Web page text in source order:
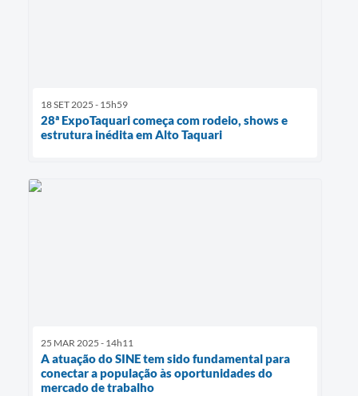
18 SET 2025 - 15h59
28ª ExpoTaquari começa com rodeio, shows e
estrutura inédita em Alto Taquari
25 MAR 2025 - 14h11
A atuação do SINE tem sido fundamental para
conectar a população às oportunidades do
mercado de trabalho